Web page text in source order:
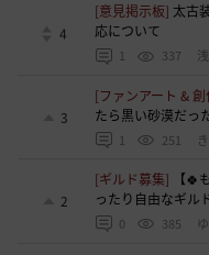
4
[意見掲示板] 太古
応について
1 337
3
[ファンアート & 創
たら黒い砂漠だっ
1 251
2
[ギルド募集]
【
ったり自由なギル
0 385